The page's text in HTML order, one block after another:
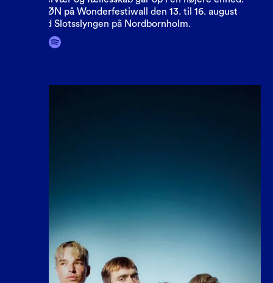
Oplev SØN på Wonderfestiwall den 13. til 16. august
2026 ved Slotsslyngen på Nordbornholm.